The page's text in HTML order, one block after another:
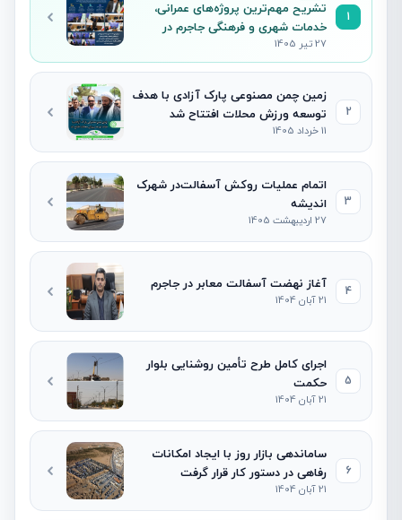
1
تشریح مهم‌ترین پروژه‌های عمرانی،
خدمات شهری و فرهنگی جاجرم در
نشست خبری شهردار
27 تیر 1405
2
زمین چمن مصنوعی پارک آزادی با هدف
توسعه ورزش محلات افتتاح شد
11 خرداد 1405
3
اتمام عملیات روکش آسفالت‌در شهرک
اندیشه
27 اردیبهشت 1405
4 آغاز نهضت آسفالت معابر در جاجرم
21 آبان 1404
5
اجرای کامل طرح تأمین روشنایی بلوار
حکمت
21 آبان 1404
6
ساماندهی بازار روز با ایجاد امکانات
رفاهی در دستور کار قرار گرفت
21 آبان 1404